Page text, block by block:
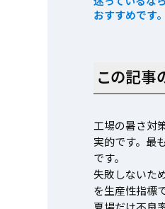
おすすめです。
この記事
工場の暑さ対
実的です。最
です。
失敗しないた
を生産性指標